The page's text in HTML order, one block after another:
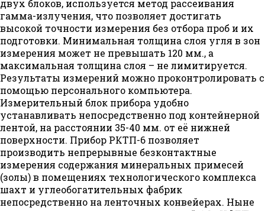
двух блоков, используется метод рассеивания
гамма-излучения, что позволяет достигать
высокой точности измерения без отбора проб и их
подготовки. Минимальная толщина слоя угля в зон
измерения может не превышать 120 мм., а
максимальная толщина слоя – не лимитируется.
Результаты измерений можно проконтролировать с
помощью персонального компьютера.
Измерительный блок прибора удобно
устанавливать непосредственно под контейнерной
лентой, на расстоянии 35-40 мм. от её нижней
поверхности. Прибор РКТП-6 позволяет
производить непрерывные безконтактные
измерения содержания минеральных примесей
(золы) в помещениях технологического комплекса
шахт и углеобогатительных фабрик
непосредственно на ленточных конвейерах. Ныне